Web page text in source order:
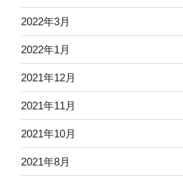
2022年3月
2022年1月
2021年12月
2021年11月
2021年10月
2021年8月